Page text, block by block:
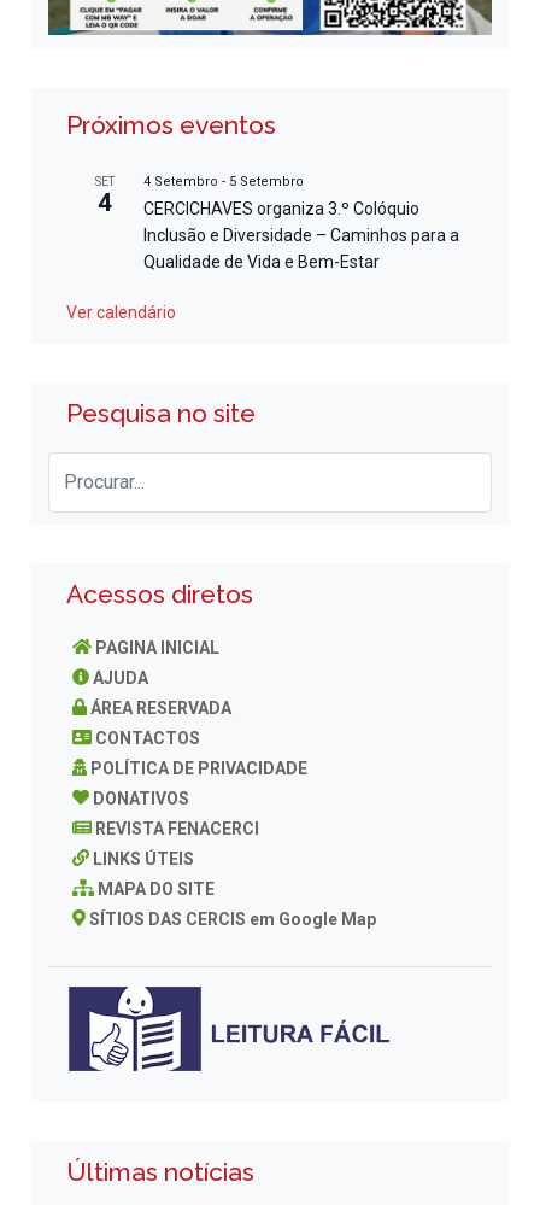
Próximos eventos
SET
4
4 Setembro - 5 Setembro
CERCICHAVES organiza 3.º Colóquio
Inclusão e Diversidade – Caminhos para a
Qualidade de Vida e Bem-Estar
Ver calendário
Pesquisa no site
Acessos diretos
PAGINA INICIAL
AJUDA
ÁREA RESERVADA
CONTACTOS
POLÍTICA DE PRIVACIDADE
DONATIVOS
REVISTA FENACERCI
LINKS ÚTEIS
MAPA DO SITE
SÍTIOS DAS CERCIS em Google Map
Últimas notícias